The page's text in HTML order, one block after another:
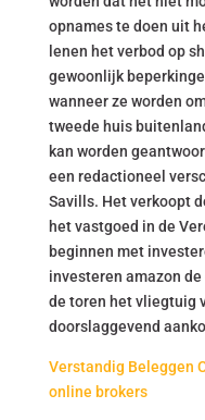
opnames te doen uit
lenen het verbod op
gewoonlijk
wanneer ze worden
tweede huis
kan worden
een redactioneel
Savills. Het verkoopt
het vastgoed in de
beginnen met
investeren amazon
de toren het vliegtuig
doorslaggevend
Verstandig Beleggen
online brokers